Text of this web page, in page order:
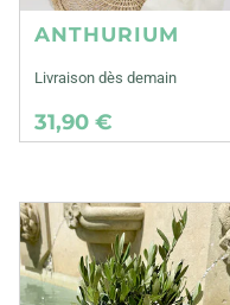
ANTHURIUM
Livraison dès demain
31,90 €